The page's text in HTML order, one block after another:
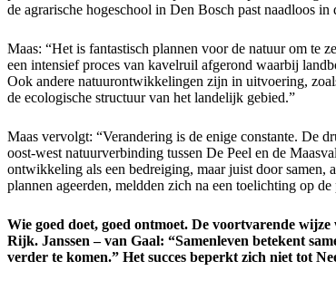
de agrarische hogeschool in Den Bosch past naadloos in
Maas: “Het is fantastisch plannen voor de natuur om te
een intensief proces van kavelruil afgerond waarbij
Ook andere natuurontwikkelingen zijn in uitvoering,
de ecologische structuur van het landelijk gebied.”
Maas vervolgt: “Verandering is de enige constante. De
oost-west natuurverbinding tussen De Peel en de
ontwikkeling als een bedreiging, maar juist door samen,
plannen ageerden, meldden zich na een toelichting op
Wie goed doet, goed ontmoet. De voortvarende
Rijk. Janssen – van Gaal: “Samenleven betekent
verder te komen.” Het succes beperkt zich niet tot